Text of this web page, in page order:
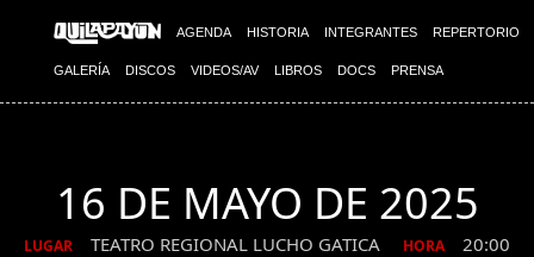
AGENDA HISTORIA INTEGRANTES REPERTORIO
GALERÍA DISCOS VIDEOS/AV LIBROS DOCS PRENSA
16 DE MAYO DE 2025
LUGAR TEATRO REGIONAL LUCHO GATICA HORA 20:00